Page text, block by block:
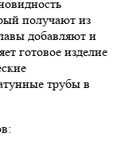
получают из
добавляют и
готовое изделие
трубы в